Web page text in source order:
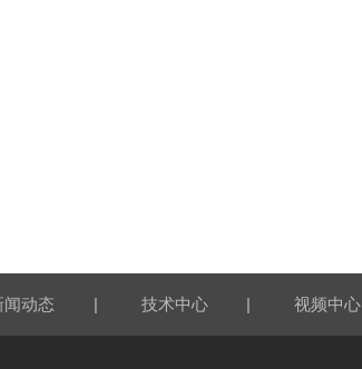
闻动态 | 技术中心 | 视频中心